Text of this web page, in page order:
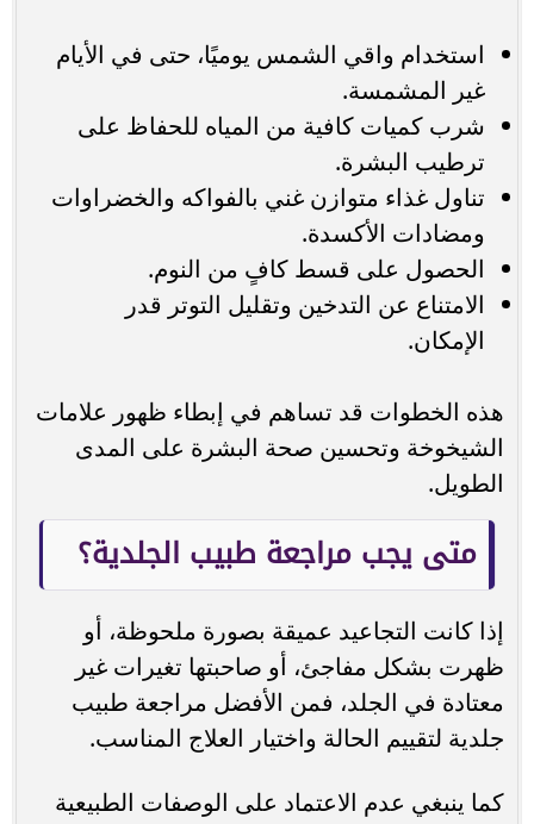
استخدام واقي الشمس يوميًا، حتى في الأيام
غير المشمسة.
شرب كميات كافية من المياه للحفاظ على
ترطيب البشرة.
تناول غذاء متوازن غني بالفواكه والخضراوات
ومضادات الأكسدة.
الحصول على قسط كافٍ من النوم.
الامتناع عن التدخين وتقليل التوتر قدر
الإمكان.
هذه الخطوات قد تساهم في إبطاء ظهور علامات
الشيخوخة وتحسين صحة البشرة على المدى
الطويل.
متى يجب مراجعة طبيب الجلدية؟
إذا كانت التجاعيد عميقة بصورة ملحوظة، أو
ظهرت بشكل مفاجئ، أو صاحبتها تغيرات غير
معتادة في الجلد، فمن الأفضل مراجعة طبيب
جلدية لتقييم الحالة واختيار العلاج المناسب.
كما ينبغي عدم الاعتماد على الوصفات الطبيعية